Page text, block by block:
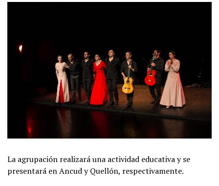
La agrupación realizará una actividad educativa y se
presentará en Ancud y Quellón, respectivamente.